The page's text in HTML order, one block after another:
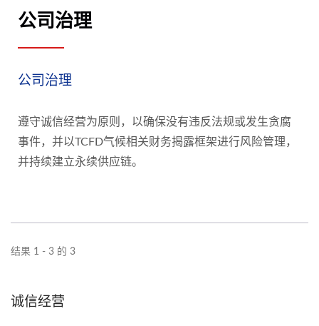
公司治理
公司治理
遵守诚信经营为原则，以确保没有违反法规或发生贪腐
事件，并以TCFD气候相关财务揭露框架进行风险管理，
并持续建立永续供应链。
结果 1 - 3 的 3
诚信经营